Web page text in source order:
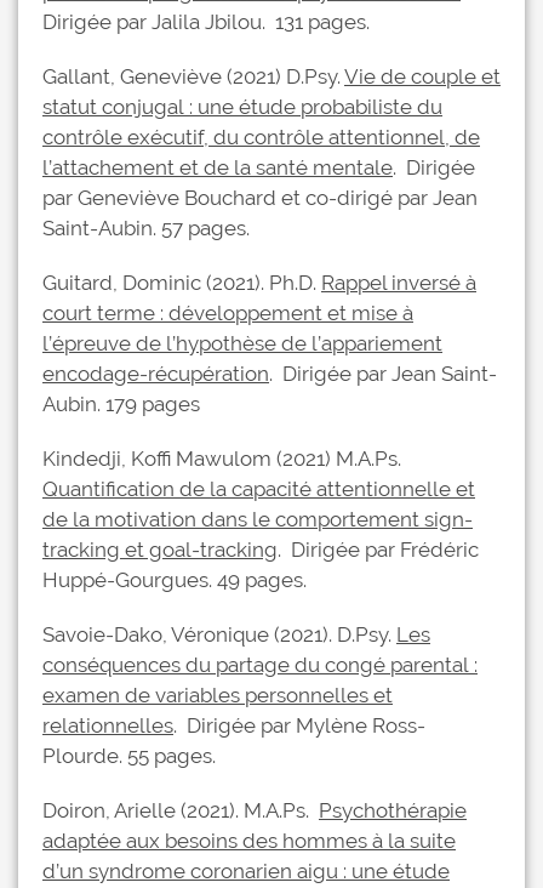
Dirigée par Jalila Jbilou. 131 pages.
Gallant, Geneviève (2021) D.Psy. Vie de couple et
statut conjugal : une étude probabiliste du
contrôle exécutif, du contrôle attentionnel, de
l’attachement et de la santé mentale. Dirigée
par Geneviève Bouchard et co-dirigé par Jean
Saint-Aubin. 57 pages.
Guitard, Dominic (2021). Ph.D. Rappel inversé à
court terme : développement et mise à
l’épreuve de l’hypothèse de l’appariement
encodage-récupération. Dirigée par Jean Saint-
Aubin. 179 pages
Kindedji, Koffi Mawulom (2021) M.A.Ps.
Quantification de la capacité attentionnelle et
de la motivation dans le comportement sign-
tracking et goal-tracking. Dirigée par Frédéric
Huppé-Gourgues. 49 pages.
Savoie-Dako, Véronique (2021). D.Psy. Les
conséquences du partage du congé parental :
examen de variables personnelles et
relationnelles. Dirigée par Mylène Ross-
Plourde. 55 pages.
Doiron, Arielle (2021). M.A.Ps. Psychothérapie
adaptée aux besoins des hommes à la suite
d’un syndrome coronarien aigu : une étude